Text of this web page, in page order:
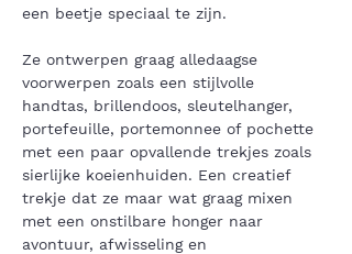
een beetje speciaal te zijn.
Ze ontwerpen graag alledaagse
voorwerpen zoals een stijlvolle
handtas, brillendoos, sleutelhanger,
portefeuille, portemonnee of pochette
met een paar opvallende trekjes zoals
sierlijke koeienhuiden. Een creatief
trekje dat ze maar wat graag mixen
met een onstilbare honger naar
avontuur, afwisseling en